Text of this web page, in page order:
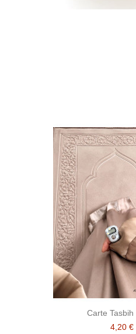
Carte Tasbih
4,20 €